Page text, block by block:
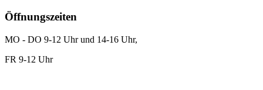
Öffnungszeiten
MO - DO 9-12 Uhr und 14-16 Uhr,
FR 9-12 Uhr